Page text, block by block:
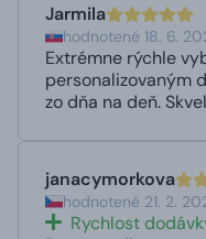
Jarmila
hodnotené 18. 6.
Extrémne rýchle
personalizovaným
zo dňa na deň.
janacymorkova
hodnotené 21. 2.
Rychlost